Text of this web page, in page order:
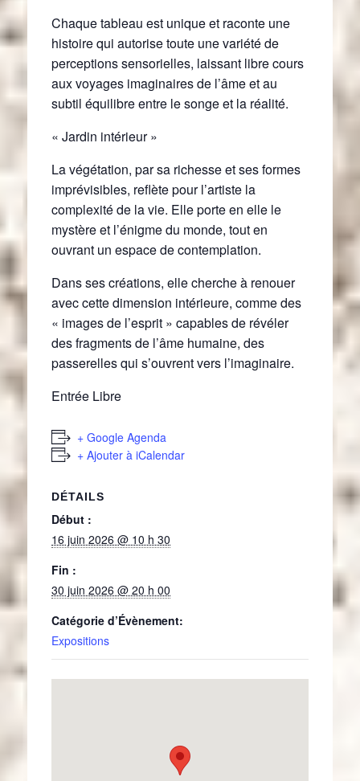
Chaque tableau est unique et raconte une
histoire qui autorise toute une variété de
perceptions sensorielles, laissant libre cours
aux voyages imaginaires de l’âme et au
subtil équilibre entre le songe et la réalité.
« Jardin intérieur »
La végétation, par sa richesse et ses formes
imprévisibles, reflète pour l’artiste la
complexité de la vie. Elle porte en elle le
mystère et l’énigme du monde, tout en
ouvrant un espace de contemplation.
Dans ses créations, elle cherche à renouer
avec cette dimension intérieure, comme des
« images de l’esprit » capables de révéler
des fragments de l’âme humaine, des
passerelles qui s’ouvrent vers l’imaginaire.
Entrée Libre
+ Google Agenda
+ Ajouter à iCalendar
DÉTAILS
Début :
16 juin 2026 @ 10 h 30
Fin :
30 juin 2026 @ 20 h 00
Catégorie d’Évènement:
Expositions